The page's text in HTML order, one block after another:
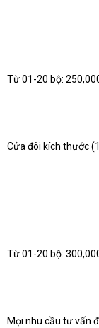
Từ 01-20 bộ:
Cửa đôi kích thước
Từ 01-20 bộ:
Mọi nhu cầu tư vấn